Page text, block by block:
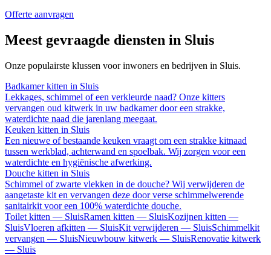
Offerte aanvragen
Meest gevraagde diensten in Sluis
Onze populairste klussen voor inwoners en bedrijven in Sluis.
Badkamer kitten in Sluis
Lekkages, schimmel of een verkleurde naad? Onze kitters
vervangen oud kitwerk in uw badkamer door een strakke,
waterdichte naad die jarenlang meegaat.
Keuken kitten in Sluis
Een nieuwe of bestaande keuken vraagt om een strakke kitnaad
tussen werkblad, achterwand en spoelbak. Wij zorgen voor een
waterdichte en hygiënische afwerking.
Douche kitten in Sluis
Schimmel of zwarte vlekken in de douche? Wij verwijderen de
aangetaste kit en vervangen deze door verse schimmelwerende
sanitairkit voor een 100% waterdichte douche.
Toilet kitten — SluisRamen kitten — SluisKozijnen kitten —
SluisVloeren afkitten — SluisKit verwijderen — SluisSchimmelkit
vervangen — SluisNieuwbouw kitwerk — SluisRenovatie kitwerk
— Sluis